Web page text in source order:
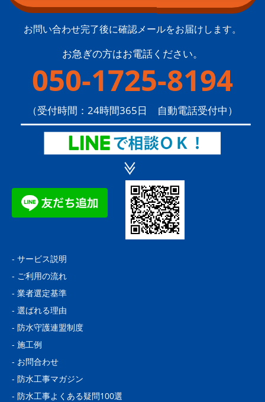
お問い合わせ完了後に確認メールをお届けします。
お急ぎの方はお電話ください。
050-1725-8194
（受付時間：24時間365日 自動電話受付中）
- サービス説明
- ご利用の流れ
- 業者選定基準
- 選ばれる理由
- 防水守護連盟制度
- 施工例
- お問合わせ
- 防水工事マガジン
- 防水工事よくある疑問100選